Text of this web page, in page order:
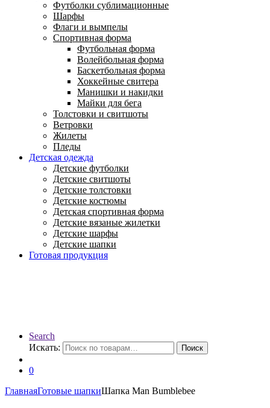
Футболки сублимационные
Шарфы
Флаги и вымпелы
Спортивная форма
Футбольная форма
Волейбольная форма
Баскетбольная форма
Хоккейные свитера
Манишки и накидки
Майки для бега
Толстовки и свитшоты
Ветровки
Жилеты
Пледы
Детская одежда
Детские футболки
Детские свитшоты
Детские толстовки
Детские костюмы
Детская спортивная форма
Детские вязаные жилетки
Детские шарфы
Детские шапки
Готовая продукция
Search
Искать:
Поиск
0
ГлавнаяГотовые шапкиШапка Man Bumblebee